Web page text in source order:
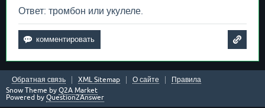
Ответ: тромбон или укулеле.
Обратная связь XML Sitemap О сайте
Правила
Snow Theme by Q2A Market
Powered by Question2Answer